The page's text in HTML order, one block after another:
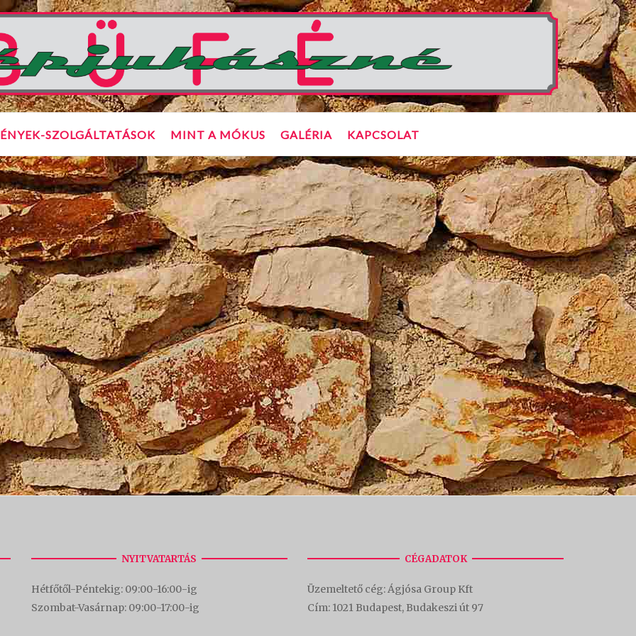
SZOLGÁLTATÁSOK MINT A MÓKUS GALÉRIA KAPCSOLAT
NYITVATARTÁS
Hétfőtől-Péntekig: 09:00-16:00-ig
Szombat-Vasárnap: 09:00-17:00-ig
CÉGADATOK
Üzemeltető cég: Ágjósa Group Kft
Cím: 1021 Budapest, Budakeszi út 97